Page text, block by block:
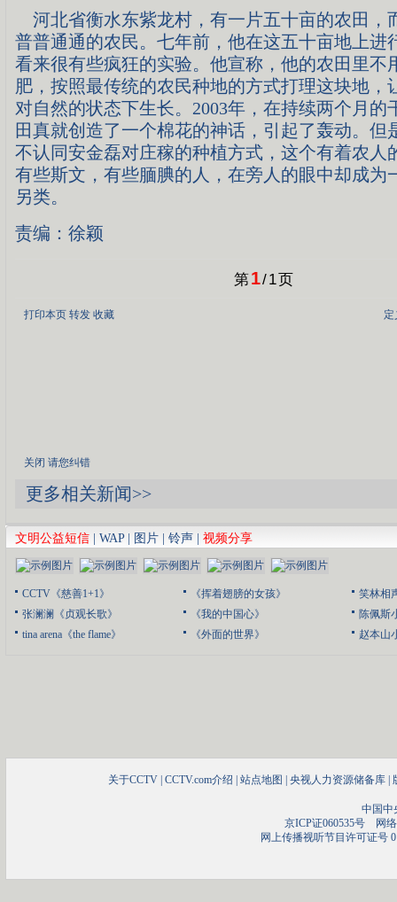
河北省衡水东紫龙村，有一片五十亩的农田，
普普通通的农民。七年前，他在这五十亩地上进
看来很有些疯狂的实验。他宣称，他的农田里不
肥，按照最传统的农民种地的方式打理这块地，
对自然的状态下生长。2003年，在持续两个月的
田真就创造了一个棉花的神话，引起了轰动。但
不认同安金磊对庄稼的种植方式，这个有着农人
有些斯文，有些腼腆的人，在旁人的眼中却成为
另类。
责编：徐颖
第1/1 页
打印本页 转发 收藏
关闭 请您纠错
更多相关新闻>>
文明公益短信 WAP| 图片 铃声 视频分享
CCTV《慈善1+1》
张澜澜《贞观长歌》
tina arena《the flame》
《挥着翅膀的女孩》
《我的中国心》
《外面的世界》
笑林相
陈佩斯
赵本山
关于CCTV CCTV.com介绍 站点地图 央视人力资源储备库
中国中
京ICP证060535号网络
网上传播视听节目许可证号